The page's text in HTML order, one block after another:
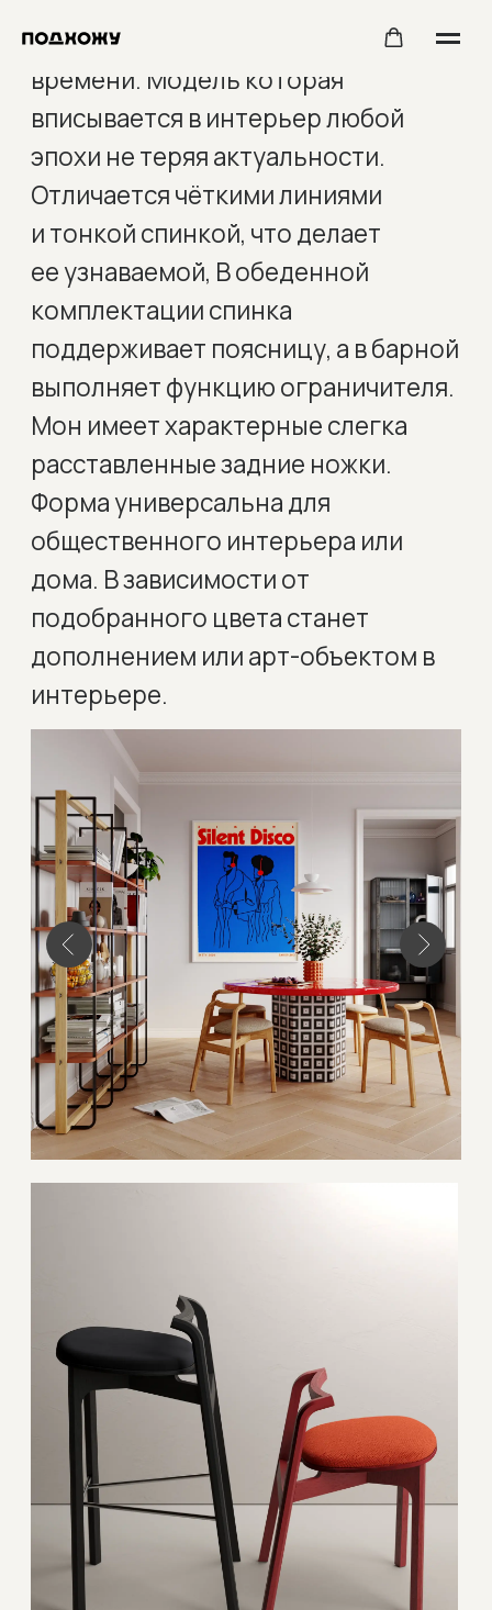
МОН — дух времени или дух вне
вписывается в интерьер любой
эпохи не теряя актуальности.
Отличается чёткими линиями
и тонкой спинкой, что делает
ее узнаваемой, В обеденной
комплектации спинка
поддерживает поясницу, а в барной
выполняет функцию ограничителя.
Мон имеет характерные слегка
Форма универсальна для
общественного интерьера или
дома. В зависимости от
подобранного цвета станет
дополнением или арт-объектом в
интерьере.